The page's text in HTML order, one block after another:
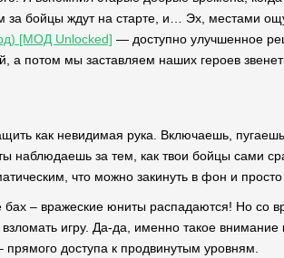
за бойцы ждут на старте, и… Эх, местами
[МОД Unlocked] — доступно улучшенное
а потом мы заставляем наших героев
как невидимая рука. Включаешь,
наблюдаешь за тем, как твои бойцы сами
что можно закинуть в фон и
– вражеские юниты распадаются! Но со
взломать игру. Да-да, именно такое
прямого доступа к продвинутым уровням.